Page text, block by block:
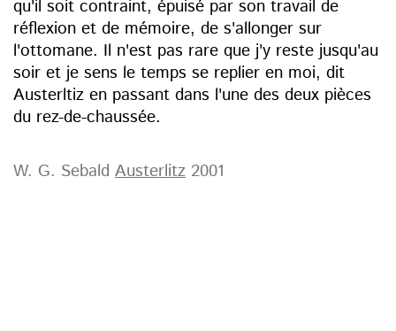
qu'il soit contraint, épuisé par son travail de
réflexion et de mémoire, de s'allonger sur
l'ottomane. Il n'est pas rare que j'y reste jusqu'au
soir et je sens le temps se replier en moi, dit
Austerltiz en passant dans l'une des deux pièces
du rez-de-chaussée.
W. G. Sebald Austerlitz 2001